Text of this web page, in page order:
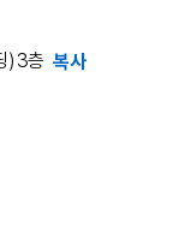
) 3층 복사